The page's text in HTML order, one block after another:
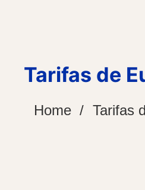
Tarifas de
Home Tarifas